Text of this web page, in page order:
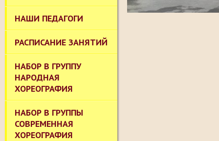
НАШИ ПЕДАГОГИ
РАСПИСАНИЕ ЗАНЯТИЙ
НАБОР В ГРУППУ
НАРОДНАЯ
ХОРЕОГРАФИЯ
НАБОР В ГРУППЫ
СОВРЕМЕННАЯ
ХОРЕОГРАФИЯ